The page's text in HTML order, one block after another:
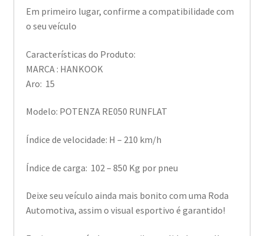
Em primeiro lugar, confirme a compatibilidade com
o seu veículo
Características do Produto:
MARCA : HANKOOK
Aro: 15
Modelo: POTENZA RE050 RUNFLAT
Índice de velocidade: H – 210 km/h
Índice de carga: 102 – 850 Kg por pneu
Deixe seu veículo ainda mais bonito com uma Roda
Automotiva, assim o visual esportivo é garantido!